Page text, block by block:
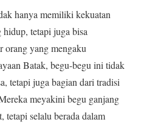
hanya memiliki kekuatan
tetapi juga bisa
orang yang mengaku
Batak, begu-begu ini tidak
tetapi juga bagian dari tradisi
meyakini begu ganjang
tetapi selalu berada dalam